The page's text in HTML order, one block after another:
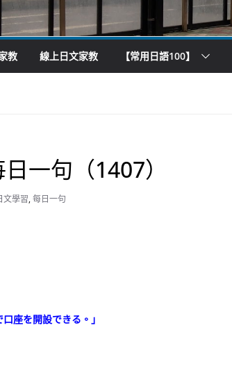
教 線上日文家教 【常用日語100】
一句（1407）
文學習,每日一句
口座を開設できる。」